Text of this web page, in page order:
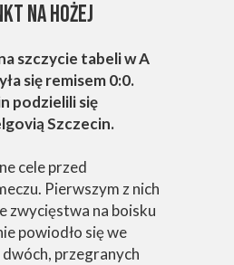
szczycie tabeli w A
się remisem 0:0.
podzielili się
Szczecin.
cele przed
Pierwszym z nich
zwycięstwa na boisku
powiodło się we
przegranych
NA HOŻEJ